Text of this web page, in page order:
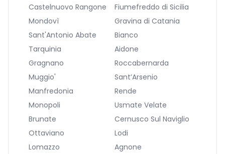
Castelnuovo Rangone
Fiumefreddo di Sicilia
Mondovì
Gravina di Catania
Sant'Antonio Abate
Bianco
Tarquinia
Aidone
Gragnano
Roccabernarda
Muggio'
Sant’Arsenio
Manfredonia
Rende
Monopoli
Usmate Velate
Brunate
Cernusco Sul Naviglio
Ottaviano
Lodi
Lomazzo
Agnone